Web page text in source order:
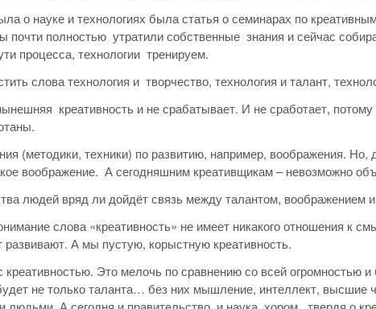
о науке и технологиях была статья о семинарах по
почти полностью утратили собственные знания и сейчас
процесса, технологии тренируем.
слова технология и творчество, технология и талант,
креативность и не срабатывает. И не сработает,
(методики, техники) по развитию, например, воображения.
воображение. А сегодняшним креативщикам – невозможно
людей вряд ли дойдёт связь между талантом,
слова «креативность» не имеет никакого отношения к
развивают. А мы пустую, корыстную креативность.
креативностью. Это мелочь по сравнению со всей
не только таланта… без них мышление, интеллект, высшие